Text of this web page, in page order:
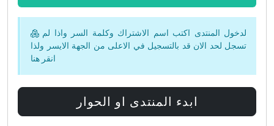
لدخول المنتدى اكتب اسم الاشتراك وكلمة السر واذا لم
تسجل لحد الان قد بالتسجيل في الاعلى من الجهة الايسر ولذا
انقر هنا
ابدء المنتدى او الحوار